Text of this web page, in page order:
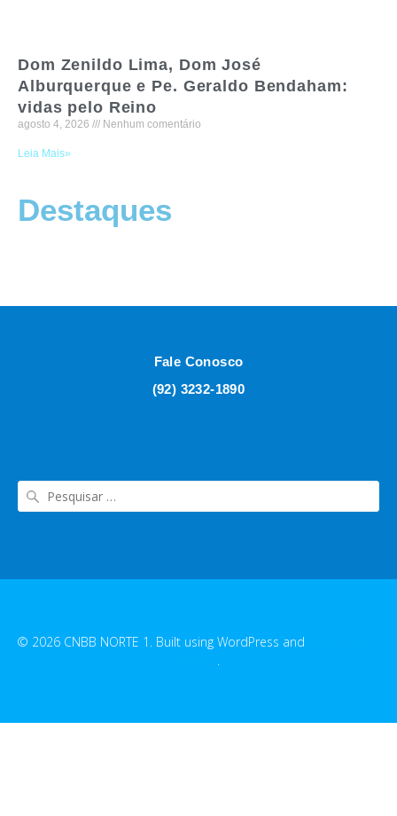
Dom Zenildo Lima, Dom José
Alburquerque e Pe. Geraldo Bendaham:
vidas pelo Reino
agosto 4, 2026 Nenhum comentário
Leia Mais»
Destaques
Fale Conosco
(92) 3232-1890
© 2026 CNBB NORTE 1. Built using WordPress and